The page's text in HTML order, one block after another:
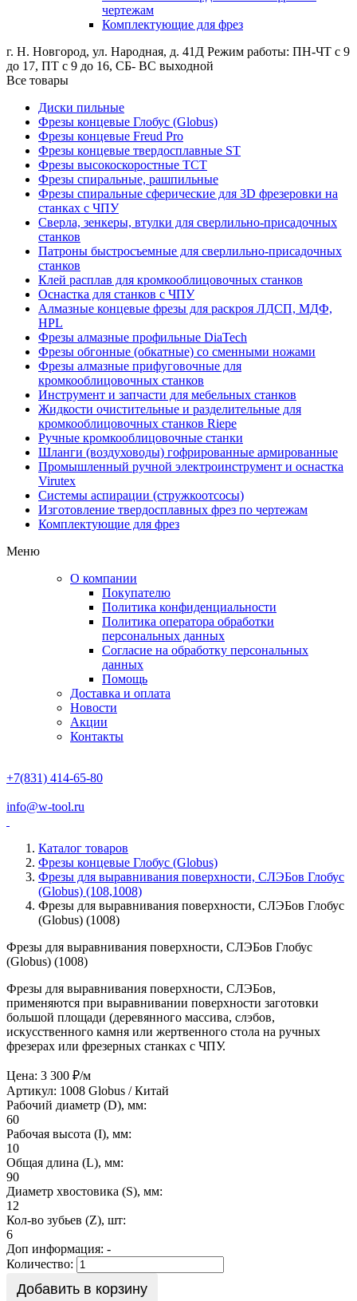
чертежам
Комплектующие для фрез
г. Н. Новгород, ул. Народная, д. 41Д Режим работы: ПН-ЧТ с 9
до 17, ПТ с 9 до 16, СБ- ВС выходной
Все товары
Диски пильные
Фрезы концевые Глобус (Globus)
Фрезы концевые Freud Pro
Фрезы концевые твердосплавные ST
Фрезы высокоскоростные ТСТ
Фрезы спиральные, рашпильные
Фрезы спиральные сферические для 3D фрезеровки на
станках с ЧПУ
Сверла, зенкеры, втулки для сверлильно-присадочных
станков
Патроны быстросъемные для сверлильно-присадочных
станков
Клей расплав для кромкооблицовочных станков
Оснастка для станков с ЧПУ
Алмазные концевые фрезы для раскроя ЛДСП, МДФ,
HPL
Фрезы алмазные профильные DiaTech
Фрезы обгонные (обкатные) со сменными ножами
Фрезы алмазные прифуговочные для
кромкооблицовочных станков
Инструмент и запчасти для мебельных станков
Жидкости очистительные и разделительные для
кромкооблицовочных станков Riepe
Ручные кромкооблицовочные станки
Шланги (воздуховоды) гофрированные армированные
Промышленный ручной электроинструмент и оснастка
Virutex
Системы аспирации (стружкоотсосы)
Изготовление твердосплавных фрез по чертежам
Комплектующие для фрез
Меню
О компании
Покупателю
Политика конфиденциальности
Политика оператора обработки
персональных данных
Согласие на обработку персональных
данных
Помощь
Доставка и оплата
Новости
Акции
Контакты
+7(831) 414-65-80
info@w-tool.ru
Каталог товаров
Фрезы концевые Глобус (Globus)
Фрезы для выравнивания поверхности, СЛЭБов Глобус
(Globus) (108,1008)
Фрезы для выравнивания поверхности, СЛЭБов Глобус
(Globus) (1008)
Фрезы для выравнивания поверхности, СЛЭБов Глобус
(Globus) (1008)
Фрезы для выравнивания поверхности, СЛЭБов,
применяются при выравнивании поверхности заготовки
большой площади (деревянного массива, слэбов,
искусственного камня или жертвенного стола на ручных
фрезерах или фрезерных станках с ЧПУ.
Цена: 3 300 ₽/м
Артикул: 1008 Globus / Китай
Рабочий диаметр (D), мм:
60
Рабочая высота (I), мм:
10
Общая длина (L), мм:
90
Диаметр хвостовика (S), мм:
12
Кол-во зубьев (Z), шт:
6
Доп информация: -
Количество:
Добавить в корзину